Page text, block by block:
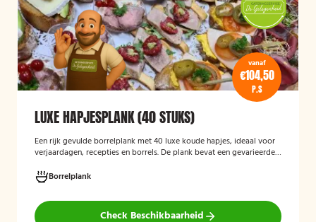
vanaf
€104,50
P.S
LUXE HAPJESPLANK (40 STUKS)
Een rijk gevulde borrelplank met 40 luxe koude hapjes, ideaal voor
verjaardagen, recepties en borrels. De plank bevat een gevarieerde
stijlvol worden gepresenteerd, zodat je gasten direct kunnen
genieten.
Borrelplank
Check Beschikbaarheid